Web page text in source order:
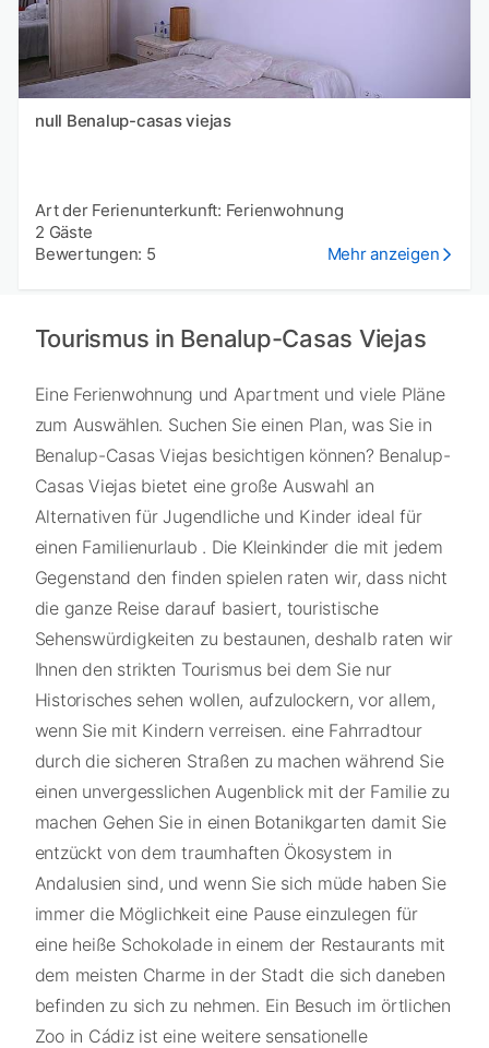
null Benalup-casas viejas
Art der Ferienunterkunft: Ferienwohnung
2 Gäste
Bewertungen: 5
Mehr anzeigen
Tourismus in Benalup-Casas Viejas
Eine Ferienwohnung und Apartment und viele Pläne
zum Auswählen. Suchen Sie einen Plan, was Sie in
Benalup-Casas Viejas besichtigen können? Benalup-
Casas Viejas bietet eine große Auswahl an
Alternativen für Jugendliche und Kinder ideal für
einen Familienurlaub . Die Kleinkinder die mit jedem
Gegenstand den finden spielen raten wir, dass nicht
die ganze Reise darauf basiert, touristische
Sehenswürdigkeiten zu bestaunen, deshalb raten wir
Ihnen den strikten Tourismus bei dem Sie nur
Historisches sehen wollen, aufzulockern, vor allem,
wenn Sie mit Kindern verreisen. eine Fahrradtour
durch die sicheren Straßen zu machen während Sie
einen unvergesslichen Augenblick mit der Familie zu
machen Gehen Sie in einen Botanikgarten damit Sie
entzückt von dem traumhaften Ökosystem in
Andalusien sind, und wenn Sie sich müde haben Sie
immer die Möglichkeit eine Pause einzulegen für
eine heiße Schokolade in einem der Restaurants mit
dem meisten Charme in der Stadt die sich daneben
befinden zu sich zu nehmen. Ein Besuch im örtlichen
Zoo in Cádiz ist eine weitere sensationelle